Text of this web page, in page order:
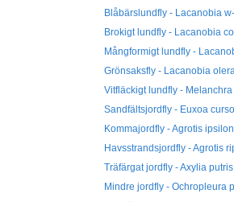
Blåbärslundfly - Lacanobia
Brokigt lundfly - Lacanobia
Mångformigt lundfly -
Grönsaksfly - Lacanobia
Vitfläckigt lundfly -
Sandfältsjordfly - Euxoa
Kommajordfly - Agrotis ipsilon
Havsstrandsjordfly - Agrotis
Träfärgat jordfly - Axylia putris
Mindre jordfly - Ochropleura